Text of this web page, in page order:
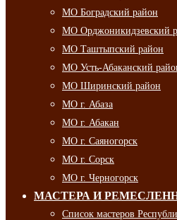
МО Боградский район
МО Орджоникидзевский
МО Таштыпский район
МО Усть-Абаканский
МО Ширинский район
МО г. Абаза
МО г. Абакан
МО г. Саяногорск
МО г. Сорск
МО г. Черногорск
МАСТЕРА И
Список мастеров